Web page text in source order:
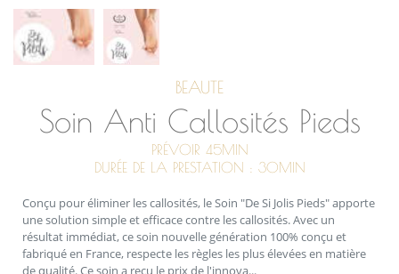
BEAUTE
Soin Anti Callosités Pieds
PRÉVOIR 45MIN
DURÉE DE LA PRESTATION : 30MIN
Conçu pour éliminer les callosités, le Soin "De Si Jolis Pieds" apporte
une solution simple et efficace contre les callosités. Avec un
résultat immédiat, ce soin nouvelle génération 100% conçu et
fabriqué en France, respecte les règles les plus élevées en matière
de qualité. Ce soin a reçu le prix de l'innova...